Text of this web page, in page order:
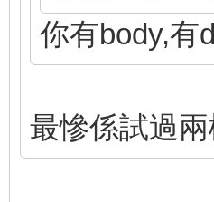
你有body,有
最慘係試過